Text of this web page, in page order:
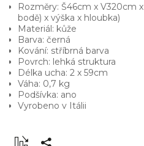
Rozměry: Š46cm x V320cm
bodě) x výška x hloubka)
Materiál: kůže
Barva: černá
Kování: stříbrná barva
Povrch: lehká struktura
Délka ucha: 2 x 59cm
Váha: 0,7 kg
Podšívka: ano
Vyrobeno v Itálii